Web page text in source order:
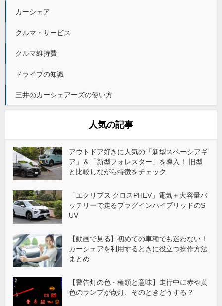
カーシェア
クルマ・サービス
クルマ維持費
ドライブの知識
三井のカーシェアーズの使い方
人気の記事
アウトドア好きに人気の「新型スペーシアギ
ア」＆「新型フォレスター」を導入！ 旧型
と比較しながら特徴をチェック
「エクリプス クロスPHEV」電気＋大容量バ
ッテリーで走るプラグインハイブリッドのS
UV
【動画で見る】初めての車種でも迷わない！
カーシェアを利用するときに役立つ操作方法
まとめ
【警告灯の色・種類と意味】走行中に赤や黄
色のランプが点灯、そのときどうする？